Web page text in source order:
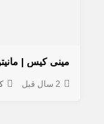
مینی کیس |
2 سال قبل